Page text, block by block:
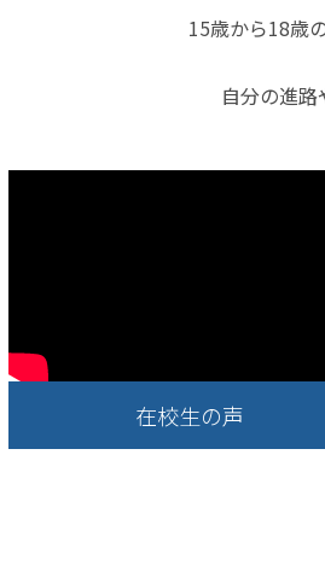
15歳から18歳
自分の進路
在校生の声